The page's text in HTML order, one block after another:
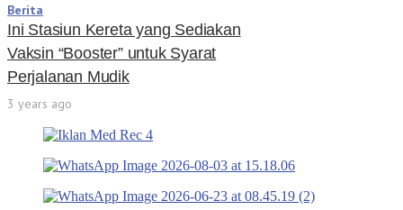
Berita
Ini Stasiun Kereta yang Sediakan
Vaksin “Booster” untuk Syarat
Perjalanan Mudik
3 years ago